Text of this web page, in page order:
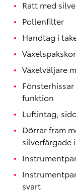
Ratt med
Pollenfilter
Handtag i
Växelväljare
funktion
Luftintag,
Dörrar fram
silverfärgade
svart